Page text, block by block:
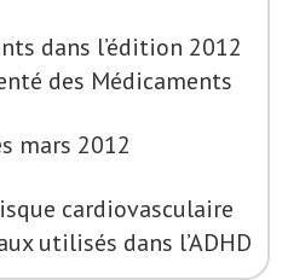
dans l’édition 2012
des Médicaments
mars 2012
cardiovasculaire
utilisés dans l’ADHD